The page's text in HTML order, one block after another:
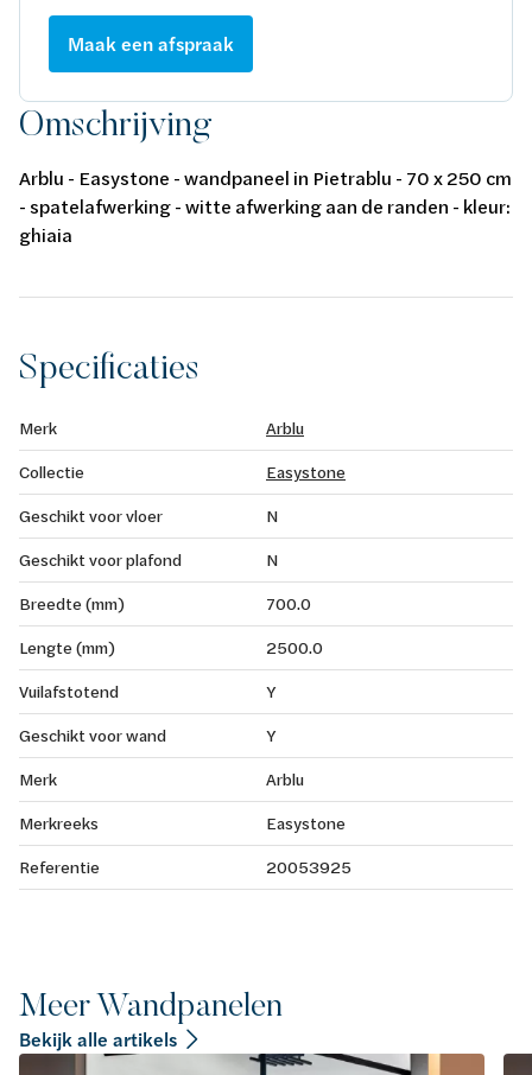
Maak een afspraak
Omschrijving
Arblu - Easystone - wandpaneel in Pietrablu - 70 x 250 cm
- spatelafwerking - witte afwerking aan de randen - kleur:
ghiaia
Specificaties
Merk
Arblu
Collectie
Easystone
Geschikt voor vloer
N
Geschikt voor plafond
N
Breedte (mm)
700.0
Lengte (mm)
2500.0
Vuilafstotend
Y
Geschikt voor wand
Y
Merk
Arblu
Merkreeks
Easystone
Referentie
20053925
Meer Wandpanelen
Bekijk alle artikels